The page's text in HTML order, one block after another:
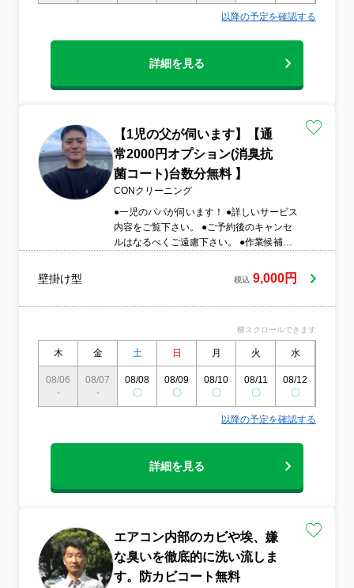
利用いただけます。③ お客様第一！ご要望
に柔軟対応「こんなところが気になる」な
空間づくりを全力でサポートします！④ 面
倒な掃除、まるっとおまかせ！手間と時間
りやすく、安心の料金システム！追加料金
ナシで明朗会計。高品質なサービスを安心
価格で。クレジットカード払いにも対応し
ています。まずはお気軽にご相談くださ
い。
以降の予定を確認する
詳細を見る
【1児の父が伺います】【通
常2000円オプション(消臭抗
菌コート)台数分無料 】
CONクリーニング
●一児のパパが伺います！ ●詳しいサービス
内容をご覧下さい。 ●ご予約後のキャンセ
ルはなるべくご遠慮下さい。 ●作業候補日
お子様のいるご家庭でも問題なくお伺いさ
せていただきます。 ●気になる事、ご要望
ちしております！
壁掛け型 税込 9,000円
横スクロールできます
木 金 土 日 月 火 水
08/06
-
08/07
-
08/08
〇
08/09
〇
08/10
〇
08/11
〇
08/12
〇
以降の予定を確認する
詳細を見る
エアコン内部のカビや埃、嫌
な臭いを徹底的に洗い流しま
す。防カビコート無料